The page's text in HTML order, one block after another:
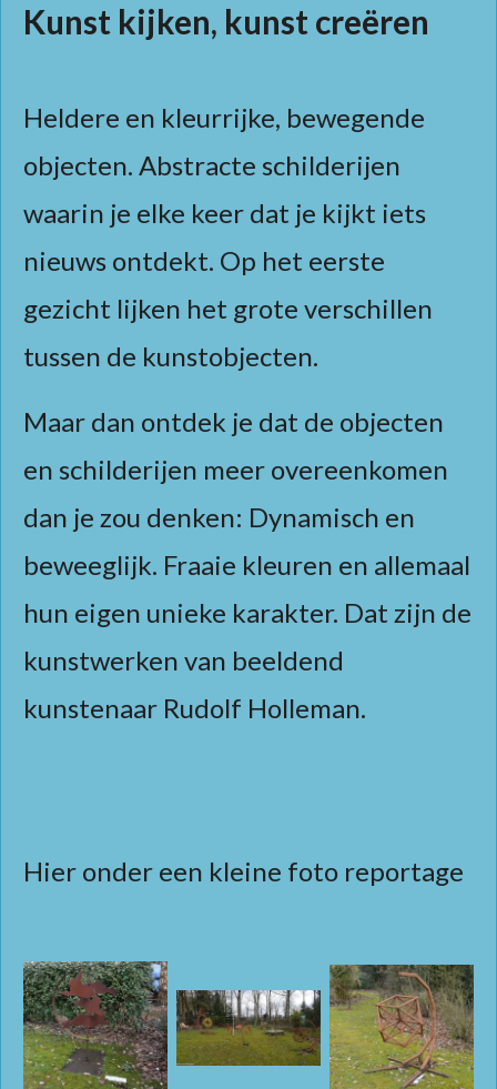
Kunst kijken, kunst creëren
Heldere en kleurrijke, bewegende
objecten. Abstracte schilderijen
waarin je elke keer dat je kijkt iets
nieuws ontdekt. Op het eerste
gezicht lijken het grote verschillen
tussen de kunstobjecten.
Maar dan ontdek je dat de objecten
en schilderijen meer overeenkomen
dan je zou denken: Dynamisch en
beweeglijk. Fraaie kleuren en allemaal
hun eigen unieke karakter. Dat zijn de
kunstwerken van beeldend
kunstenaar Rudolf Holleman.
Hier onder een kleine foto reportage